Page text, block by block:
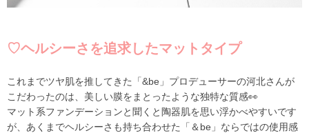
♡ヘルシーさを追求したマットタイプ
これまでツヤ肌を推してきた「&be」プロデューサーの河北さんが
こだわったのは、美しい膜をまとったような独特な質感👀
マット系ファンデーションと聞くと陶器肌を思い浮かべやすいです
が、あくまでヘルシーさも持ち合わせた「＆be」ならではの使用感